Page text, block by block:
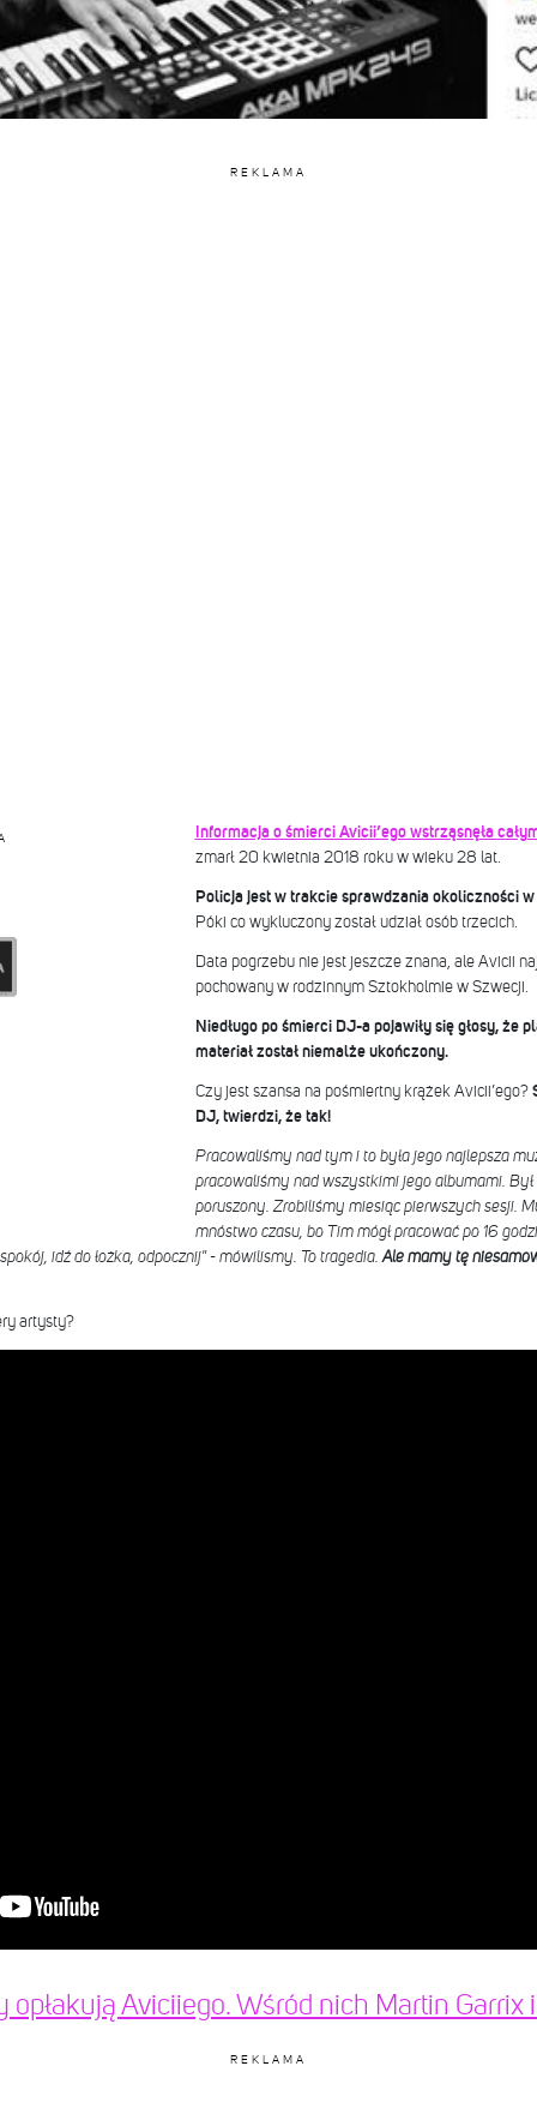
REKLAMA
Informacja o śmierci Avicii’ego wstrząsnęła
zmarł 20 kwietnia 2018 roku w wieku 28 lat.
Policja jest w trakcie sprawdzania okoliczności
Póki co wykluczony został udział osób trzecich.
Data pogrzebu nie jest jeszcze znana, ale Avicii
pochowany w rodzinnym Sztokholmie w Szwecji.
Niedługo po śmierci DJ-a pojawiły się głosy, że
materiał został niemalże ukończony.
Czy jest szansa na pośmiertny krążek Avicii’ego?
DJ, twierdzi, że tak!
Pracowaliśmy nad tym i to była jego najlepsza
pracowaliśmy nad wszystkimi jego albumami.
poruszony. Zrobiliśmy miesiąc pierwszych sesji.
mnóstwo czasu, bo Tim mógł pracować po 16
idź do łożka, odpocznij" - mówilismy. To tragedia.Ale mamy tę
artysty?
opłakują Aviciiego. Wśród nich Martin Garrix
REKLAMA